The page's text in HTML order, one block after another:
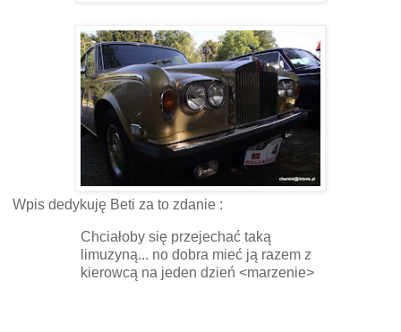
Wpis dedykuję Beti za to zdanie :
Chciałoby się przejechać taką
limuzyną... no dobra mieć ją razem z
kierowcą na jeden dzień <marzenie>